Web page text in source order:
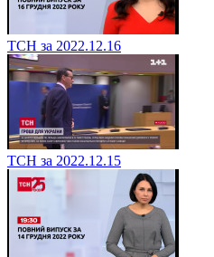
ТСН за 2022.12.16
ТСН за 2022.12.15